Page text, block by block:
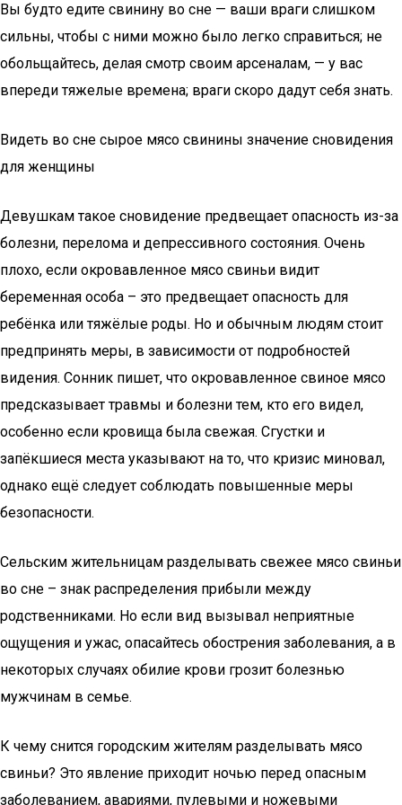
Вы будто едите свинину во сне — ваши враги слишком
сильны, чтобы с ними можно было легко справиться; не
обольщайтесь, делая смотр своим арсеналам, — у вас
впереди тяжелые времена; враги скоро дадут себя знать.
Видеть во сне сырое мясо свинины значение сновидения
для женщины
Девушкам такое сновидение предвещает опасность из-за
болезни, перелома и депрессивного состояния. Очень
плохо, если окровавленное мясо свиньи видит
беременная особа – это предвещает опасность для
ребёнка или тяжёлые роды. Но и обычным людям стоит
предпринять меры, в зависимости от подробностей
видения. Сонник пишет, что окровавленное свиное мясо
предсказывает травмы и болезни тем, кто его видел,
особенно если кровища была свежая. Сгустки и
запёкшиеся места указывают на то, что кризис миновал,
однако ещё следует соблюдать повышенные меры
безопасности.
Сельским жительницам разделывать свежее мясо свиньи
во сне – знак распределения прибыли между
родственниками. Но если вид вызывал неприятные
ощущения и ужас, опасайтесь обострения заболевания, а в
некоторых случаях обилие крови грозит болезнью
мужчинам в семье.
К чему снится городским жителям разделывать мясо
свиньи? Это явление приходит ночью перед опасным
заболеванием, авариями, пулевыми и ножевыми